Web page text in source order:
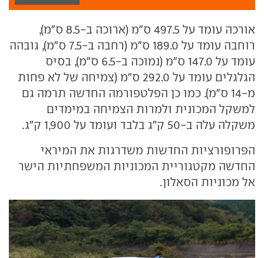
אורכה עומד על 497.5 ס"מ (ארוכה ב-8.5 ס"מ),
רוחבה עומד על 189.0 ס"מ (רחבה ב-7.5 ס"מ), גובהה
עומד על 147.0 ס"מ (נמוכה ב-6.5 ס"מ), בסיס
הגלגלים עומד על 292.0 ס"מ (צמיחה של לא פחות
מ-14 ס"מ). כמו כן הפלטפורמה החדשה תרמה גם
למשקל המכונית ולמרות הצמיחה במימדים
משקלה עלה ב-50 ק"ג בלבד ועומד על 1,900 ק"ג.
הפרופורציות החדשות משדרגות את המיראי
החדשה מקטגוריית המכוניות המשפחתיות הישר
אל מכוניות הסאלון.